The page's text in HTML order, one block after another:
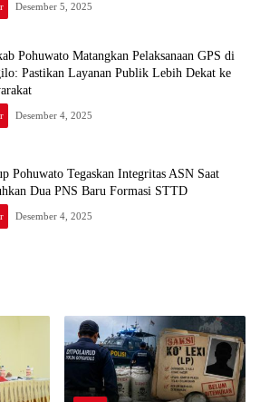
Desember 5, 2025
Pohuwato Matangkan Pelaksanaan GPS di
Pastikan Layanan Publik Lebih Dekat ke
Desember 4, 2025
Pohuwato Tegaskan Integritas ASN Saat
Dua PNS Baru Formasi STTD
Desember 4, 2025